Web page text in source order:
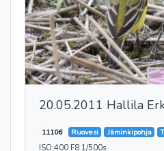
20.05.2011 Hallila
11106 Ruovesi Jäminkipohja
ISO:400 F8 1/500s